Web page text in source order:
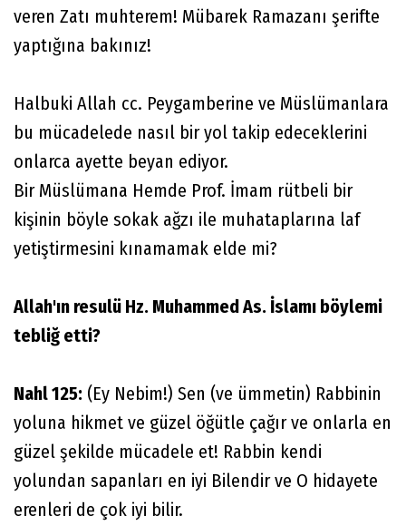
veren Zatı muhterem! Mübarek Ramazanı şerifte
yaptığına bakınız!
Halbuki Allah cc. Peygamberine ve Müslümanlara
bu mücadelede nasıl bir yol takip edeceklerini
onlarca ayette beyan ediyor.
Bir Müslümana Hemde Prof. İmam rütbeli bir
kişinin böyle sokak ağzı ile muhataplarına laf
yetiştirmesini kınamamak elde mi?
Allah'ın resulü Hz. Muhammed As. İslamı böylemi
tebliğ etti?
Nahl 125: (Ey Nebim!) Sen (ve ümmetin) Rabbinin
yoluna hikmet ve güzel öğütle çağır ve onlarla en
güzel şekilde mücadele et! Rabbin kendi
yolundan sapanları en iyi Bilendir ve O hidayete
erenleri de çok iyi bilir.